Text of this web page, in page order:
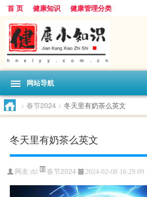
首 页 健康知识 健康管理分类
网站导航
> 春节2024 > 冬天里有奶茶么英文
冬天里有奶茶么英文
网友:dtl 春节2024 2024-02-08 16:29:09